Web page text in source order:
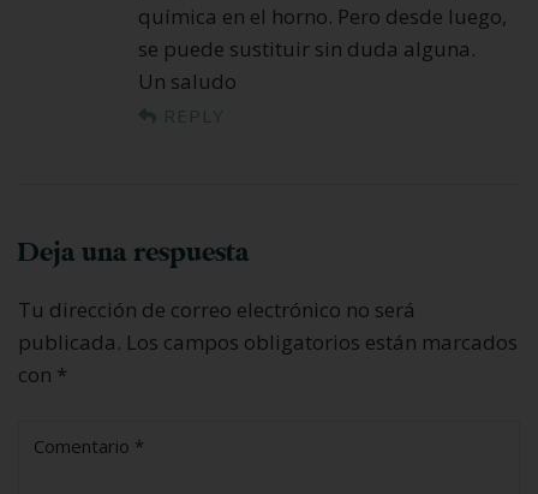
química en el horno. Pero desde luego,
se puede sustituir sin duda alguna.
Un saludo
REPLY
Deja una respuesta
Tu dirección de correo electrónico no será
publicada. Los campos obligatorios están marcados
con *